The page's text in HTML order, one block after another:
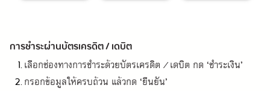
การชำระผ่านบัตรเครดิต / เดบิต
เลือกช่องทางการชำระด้วยบัตรเครดิต / เดบิต กด ‘ชำระเงิน’
กรอกข้อมูลให้ครบถ้วน แล้วกด ‘ยืนยัน’